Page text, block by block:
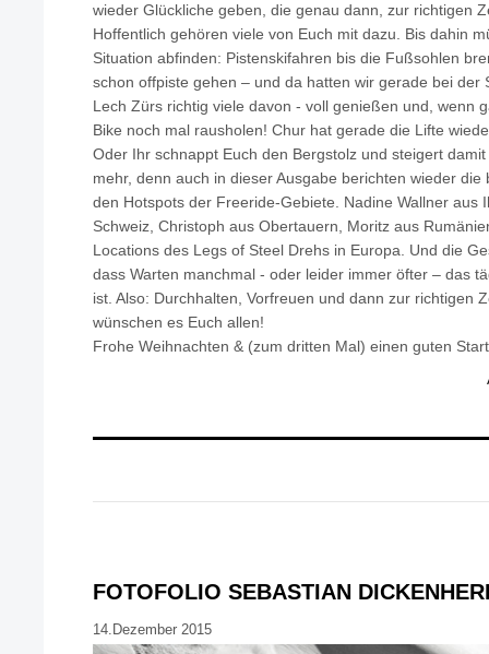
wieder Glückliche geben, die genau dann, zur richtigen
Hoffentlich gehören viele von Euch mit dazu. Bis dahin
Situation abfinden: Pistenskifahren bis die Fußsohlen
schon offpiste gehen – und da hatten wir gerade bei der
Lech Zürs richtig viele davon - voll genießen und, wenn
Bike noch mal rausholen! Chur hat gerade die Lifte
Oder Ihr schnappt Euch den Bergstolz und steigert
mehr, denn auch in dieser Ausgabe berichten wieder
den Hotspots der Freeride-Gebiete. Nadine Wallner aus
Schweiz, Christoph aus Obertauern, Moritz aus
Locations des Legs of Steel Drehs in Europa. Und die
dass Warten manchmal - oder leider immer öfter – das
ist. Also: Durchhalten, Vorfreuen und dann zur richtigen
wünschen es Euch allen!
Frohe Weihnachten & (zum dritten Mal) einen guten
FOTOFOLIO SEBASTIAN
14.Dezember 2015